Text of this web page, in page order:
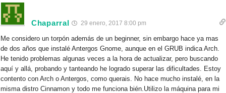
Chaparral 29 enero, 2017 8:00 pm
Me considero un torpón además de un beginner, sin embargo hace ya mas
de dos años que instalé Antergos Gnome, aunque en el GRUB indica Arch.
He tenido problemas algunas veces a la hora de actualizar, pero buscando
aquí y allá, probando y tanteando he logrado superar las dificultades. Estoy
contento con Arch o Antergos, como querais. No hace mucho instalé, en la
misma distro Cinnamon y todo me funciona bién.Utilizo la máquina para mi